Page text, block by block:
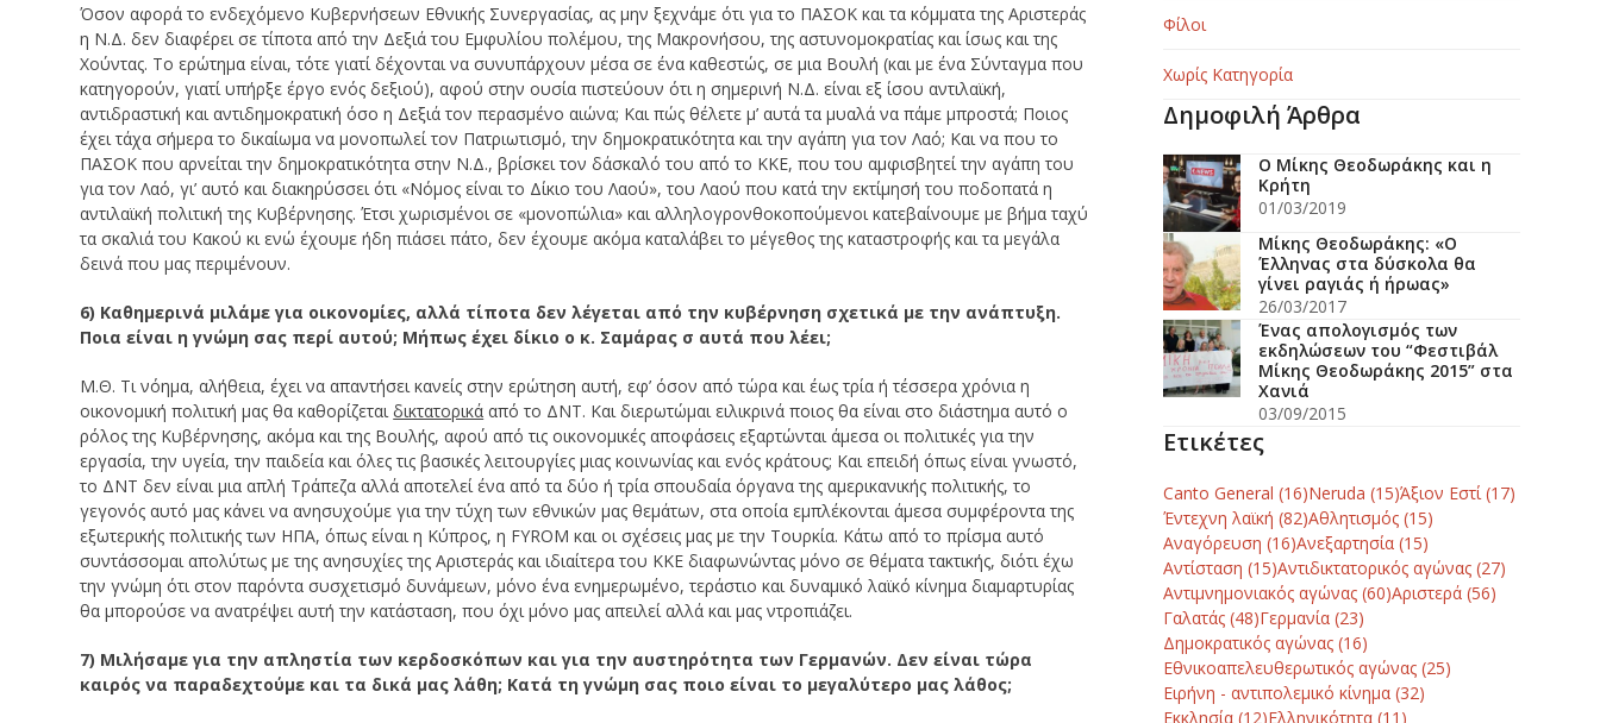
Όσον αφορά το ενδεχόμενο Κυβερνήσεων Εθνικής Συνεργασίας, ας μην ξεχνάμε ότι για το ΠΑΣΟΚ και τα κόμματα της Αριστεράς
η Ν.Δ. δεν διαφέρει σε τίποτα από την Δεξιά του Εμφυλίου πολέμου, της Μακρονήσου, της αστυνομοκρατίας και ίσως και της
Χούντας. Το ερώτημα είναι, τότε γιατί δέχονται να συνυπάρχουν μέσα σε ένα καθεστώς, σε μια Βουλή (και με ένα Σύνταγμα που
κατηγορούν, γιατί υπήρξε έργο ενός δεξιού), αφού στην ουσία πιστεύουν ότι η σημερινή Ν.Δ. είναι εξ ίσου αντιλαϊκή,
αντιδραστική και αντιδημοκρατική όσο η Δεξιά τον περασμένο αιώνα; Και πώς θέλετε μ’ αυτά τα μυαλά να πάμε μπροστά; Ποιος
έχει τάχα σήμερα το δικαίωμα να μονοπωλεί τον Πατριωτισμό, την δημοκρατικότητα και την αγάπη για τον Λαό; Και να που το
ΠΑΣΟΚ που αρνείται την δημοκρατικότητα στην Ν.Δ., βρίσκει τον δάσκαλό του από το ΚΚΕ, που του αμφισβητεί την αγάπη του
για τον Λαό, γι’ αυτό και διακηρύσσει ότι «Νόμος είναι το Δίκιο του Λαού», του Λαού που κατά την εκτίμησή του ποδοπατά η
αντιλαϊκή πολιτική της Κυβέρνησης. Έτσι χωρισμένοι σε «μονοπώλια» και αλληλογρονθοκοπούμενοι κατεβαίνουμε με βήμα ταχύ
τα σκαλιά του Κακού κι ενώ έχουμε ήδη πιάσει πάτο, δεν έχουμε ακόμα καταλάβει το μέγεθος της καταστροφής και τα μεγάλα
δεινά που μας περιμένουν.
6) Καθημερινά μιλάμε για οικονομίες, αλλά τίποτα δεν λέγεται από την κυβέρνηση σχετικά με την ανάπτυξη.
Ποια είναι η γνώμη σας περί αυτού; Μήπως έχει δίκιο ο κ. Σαμάρας σ αυτά που λέει;
Μ.Θ. Τι νόημα, αλήθεια, έχει να απαντήσει κανείς στην ερώτηση αυτή, εφ’ όσον από τώρα και έως τρία ή τέσσερα χρόνια η
οικονομική πολιτική μας θα καθορίζεταιδικτατορικά από το ΔΝΤ. Και διερωτώμαι ειλικρινά ποιος θα είναι στο διάστημα αυτό ο
ρόλος της Κυβέρνησης, ακόμα και της Βουλής, αφού από τις οικονομικές αποφάσεις εξαρτώνται άμεσα οι πολιτικές για την
εργασία, την υγεία, την παιδεία και όλες τις βασικές λειτουργίες μιας κοινωνίας και ενός κράτους; Και επειδή όπως είναι γνωστό,
το ΔΝΤ δεν είναι μια απλή Τράπεζα αλλά αποτελεί ένα από τα δύο ή τρία σπουδαία όργανα της αμερικανικής πολιτικής, το
γεγονός αυτό μας κάνει να ανησυχούμε για την τύχη των εθνικών μας θεμάτων, στα οποία εμπλέκονται άμεσα συμφέροντα της
εξωτερικής πολιτικής των ΗΠΑ, όπως είναι η Κύπρος, η FYROM και οι σχέσεις μας με την Τουρκία. Κάτω από το πρίσμα αυτό
συντάσσομαι απολύτως με της ανησυχίες της Αριστεράς και ιδιαίτερα του ΚΚΕ διαφωνώντας μόνο σε θέματα τακτικής, διότι έχω
την γνώμη ότι στον παρόντα συσχετισμό δυνάμεων, μόνο ένα ενημερωμένο, τεράστιο και δυναμικό λαϊκό κίνημα διαμαρτυρίας
θα μπορούσε να ανατρέψει αυτή την κατάσταση, που όχι μόνο μας απειλεί αλλά και μας ντροπιάζει.
7) Μιλήσαμε για την απληστία των κερδοσκόπων και για την αυστηρότητα των Γερμανών. Δεν είναι τώρα
καιρός να παραδεχτούμε και τα δικά μας λάθη; Κατά τη γνώμη σας ποιο είναι το μεγαλύτερο μας λάθος;
Φίλοι
Χωρίς Κατηγορία
Δημοφιλή Άρθρα
O Μίκης Θεοδωράκης και η
Κρήτη
01/03/2019
Μίκης Θεοδωράκης: «Ο
Έλληνας στα δύσκολα θα
γίνει ραγιάς ή ήρωας»
26/03/2017
Ένας απολογισμός των
εκδηλώσεων του “Φεστιβάλ
Μίκης Θεοδωράκης 2015” στα
Χανιά
03/09/2015
Ετικέτες
Canto General (16)Neruda (15)Άξιον Εστί(17)
Έντεχνη λαϊκή (82)Αθλητισμός(15)
Αναγόρευση (16)Ανεξαρτησία(15)
Αντίσταση (15)Αντιδικτατορικός αγώνας(27)
Αντιμνημονιακός αγώνας(60)Αριστερά(56)
Γαλατάς(48)Γερμανία(23)
Δημοκρατικός αγώνας(16)
Εθνικοαπελευθερωτικός αγώνας(25)
Ειρήνη - αντιπολεμικό κίνημα(32)
Εκκλησία(12)Ελληνικότητα(11)